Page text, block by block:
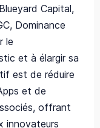
Capital,
Dominance
le
et à élargir sa
est de réduire
et de
offrant
innovateurs